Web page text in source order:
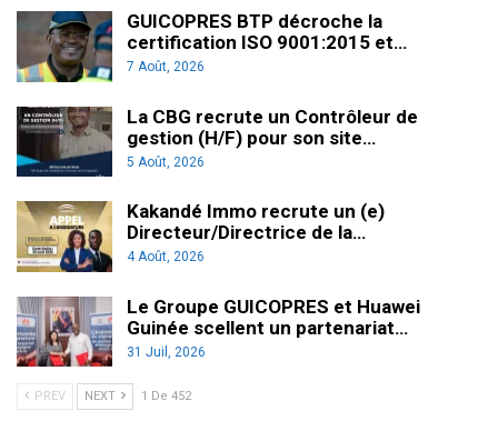
GUICOPRES BTP décroche la
certification ISO 9001:2015 et…
7 Août, 2026
La CBG recrute un Contrôleur de
gestion (H/F) pour son site…
5 Août, 2026
Kakandé Immo recrute un (e)
Directeur/Directrice de la…
4 Août, 2026
Le Groupe GUICOPRES et Huawei
Guinée scellent un partenariat…
31 Juil, 2026
PREV NEXT 1 De 452